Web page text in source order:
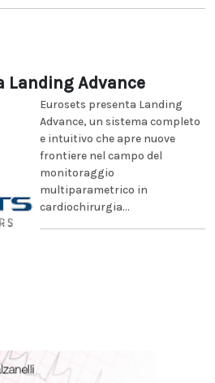
Landing Advance
Eurosets presenta Landing
Advance, un sistema completo
e intuitivo che apre nuove
frontiere nel campo del
monitoraggio
multiparametrico in
cardiochirurgia...